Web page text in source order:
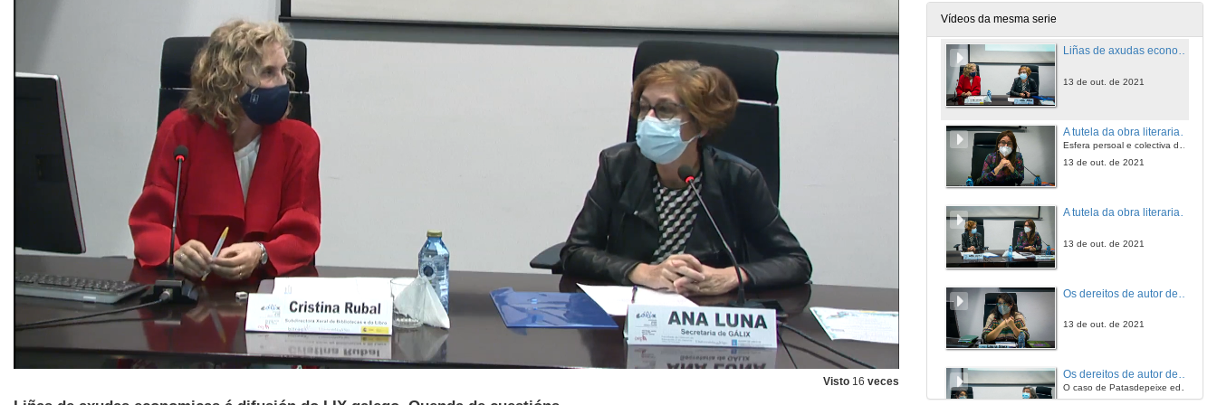
Visto 16 veces
Vídeos da mesma serie
Liñas de axudas economicas á difusión do LIX galego. Quenda de cuestións
13 de out. de 2021
Esfera persoal e colectiva dun patrimonio común
13 de out. de 2021
A tutela da obra literaria na lei de Propiedade Intelectual. Quenda de cuestións
13 de out. de 2021
13 de out. de 2021
Os dereitos de autor desde a experiencia dunha editora independente. Quenda de cuestións
O caso de Patasdepeixe editora